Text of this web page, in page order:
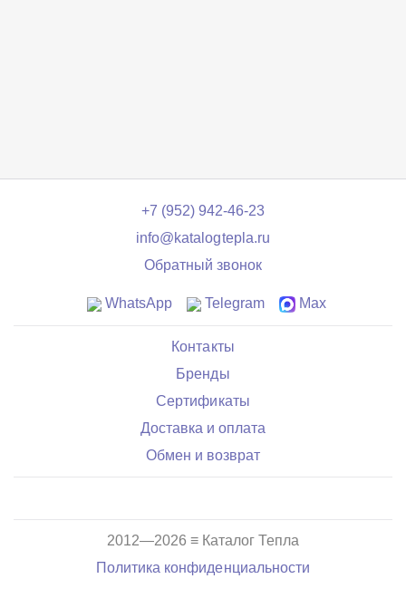
+7 (952) 942-46-23
info@katalogtepla.ru
Обратный звонок
WhatsApp Telegram Max
Контакты
Бренды
Сертификаты
Доставка и оплата
Обмен и возврат
2012—2026 ≡ Каталог Тепла
Политика конфиденциальности